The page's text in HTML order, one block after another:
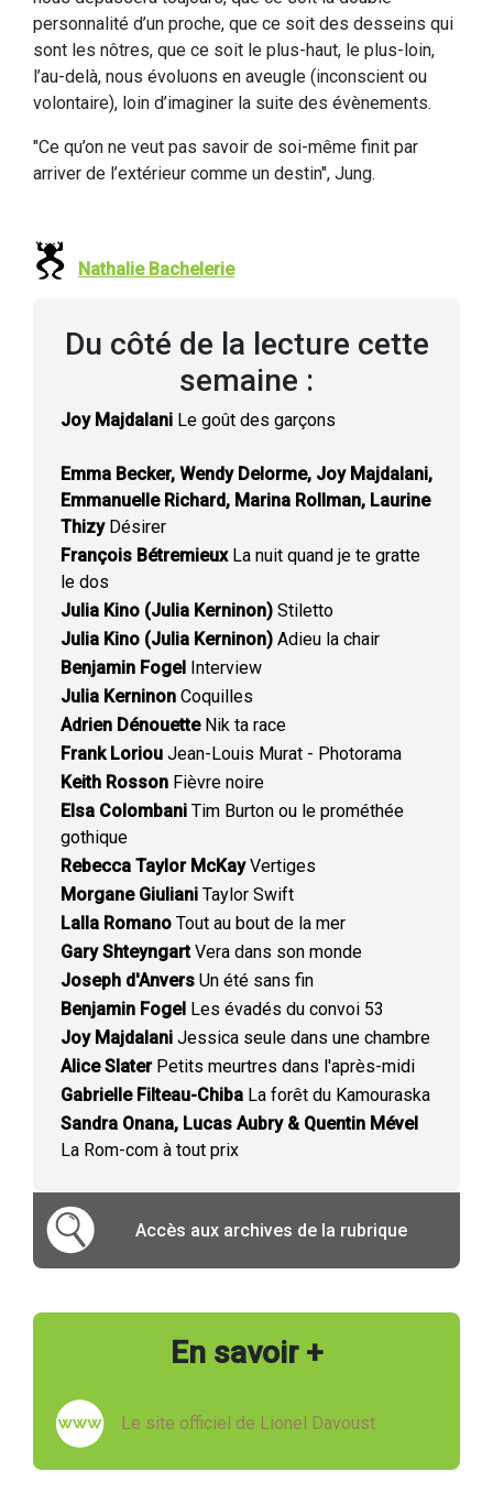
personnalité d’un proche, que ce soit des desseins qui
sont les nôtres, que ce soit le plus-haut, le plus-loin,
l’au-delà, nous évoluons en aveugle (inconscient ou
volontaire), loin d’imaginer la suite des évènements.
"Ce qu’on ne veut pas savoir de soi-même finit par
arriver de l’extérieur comme un destin", Jung.
Nathalie Bachelerie
Du côté de la lecture cette
semaine :
Joy Majdalani Le goût des garçons
Emma Becker, Wendy Delorme, Joy Majdalani,
Emmanuelle Richard, Marina Rollman, Laurine
ThizyDésirer
François BétremieuxLa nuit quand je te gratte
le dos
Julia Kino (Julia Kerninon) Stiletto
Julia Kino (Julia Kerninon) Adieu la chair
Benjamin Fogel Interview
Julia Kerninon Coquilles
Adrien DénouetteNik ta race
Frank Loriou Jean-Louis Murat - Photorama
Keith Rosson Fièvre noire
Elsa Colombani Tim Burton ou le prométhée
gothique
Rebecca Taylor McKayVertiges
Morgane Giuliani Taylor Swift
Lalla Romano Tout au bout de la mer
Gary ShteyngartVera dans son monde
Joseph d'Anvers Un été sans fin
Benjamin Fogel Les évadés du convoi 53
Joy Majdalani Jessica seule dans une chambre
Alice SlaterPetits meurtres dans l'après-midi
Gabrielle Filteau-Chiba La forêt du Kamouraska
Sandra Onana, Lucas Aubry & Quentin Mével
La Rom-com à tout prix
Accès aux archives de la rubrique
En savoir +
Le site officiel de Lionel Davoust